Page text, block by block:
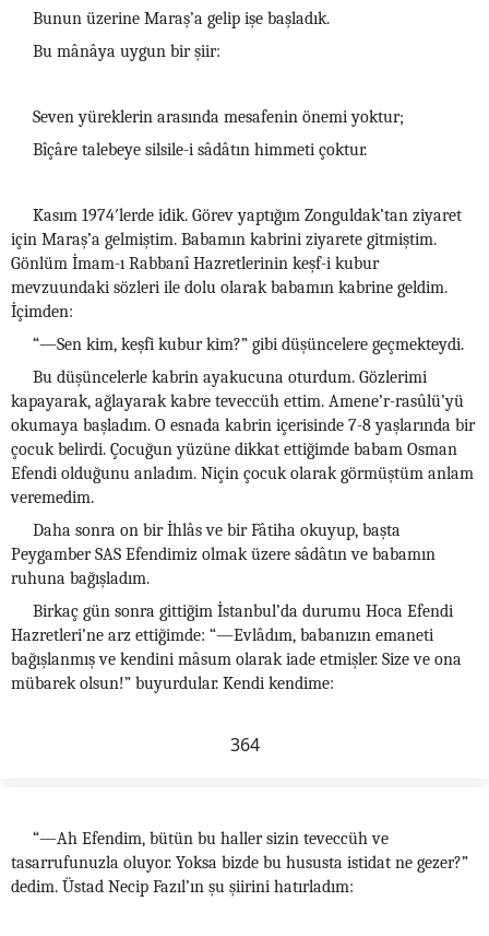
Bunun üzerine Maraş’a gelip işe başladık.
Bu mânâya uygun bir şiir:
Seven yüreklerin arasında mesafenin önemi yoktur;
Bîçâre talebeye silsile-i sâdâtın himmeti çoktur.
Kasım 1974′lerde idik. Görev yaptığım Zonguldak’tan ziyaret
için Maraş’a gelmiştim. Babamın kabrini ziyarete gitmiştim.
Gönlüm İmam-ı Rabbanî Hazretlerinin keşf-i kubur
mevzuundaki sözleri ile dolu olarak babamın kabrine geldim.
İçimden:
“—Sen kim, keşfi kubur kim?” gibi düşüncelere geçmekteydi.
Bu düşüncelerle kabrin ayakucuna oturdum. Gözlerimi
kapayarak, ağlayarak kabre teveccüh ettim. Amene’r-rasûlü’yü
okumaya başladım. O esnada kabrin içerisinde 7-8 yaşlarında bir
çocuk belirdi. Çocuğun yüzüne dikkat ettiğimde babam Osman
Efendi olduğunu anladım. Niçin çocuk olarak görmüştüm anlam
veremedim.
Daha sonra on bir İhlâs ve bir Fâtiha okuyup, başta
Peygamber SAS Efendimiz olmak üzere sâdâtın ve babamın
ruhuna bağışladım.
Birkaç gün sonra gittiğim İstanbul’da durumu Hoca Efendi
Hazretleri’ne arz ettiğimde: “—Evlâdım, babanızın emaneti
bağışlanmış ve kendini mâsum olarak iade etmişler. Size ve ona
mübarek olsun!” buyurdular. Kendi kendime:
364
“—Ah Efendim, bütün bu haller sizin teveccüh ve
tasarrufunuzla oluyor. Yoksa bizde bu hususta istidat ne gezer?”
dedim. Üstad Necip Fazıl’ın şu şiirini hatırladım: